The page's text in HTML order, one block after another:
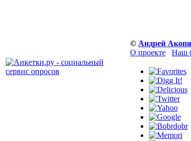
© Андрей
О проекте
Наш